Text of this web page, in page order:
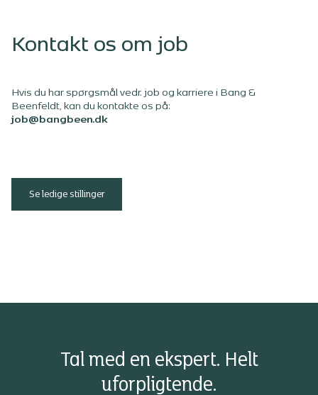
Kontakt os om job
Hvis du har spørgsmål vedr. job og karriere i Bang &
Beenfeldt, kan du kontakte os på:
job@bangbeen.dk
Se ledige stillinger
Tal med en ekspert. Helt
uforpligtende.